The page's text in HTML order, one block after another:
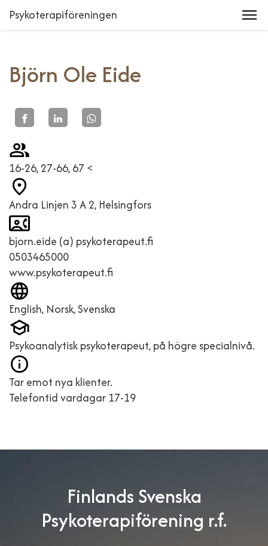
Psykoterapiföreningen
Björn Ole Eide
16-26, 27-66, 67 <
Andra Linjen 3 A 2, Helsingfors
bjorn.eide (a) psykoterapeut.fi
0503465000
www.psykoterapeut.fi
English, Norsk, Svenska
Psykoanalytisk psykoterapeut, på högre specialnivå.
Tar emot nya klienter.
Telefontid vardagar 17-19
Finlands Svenska
Psykoterapiförening r.f.